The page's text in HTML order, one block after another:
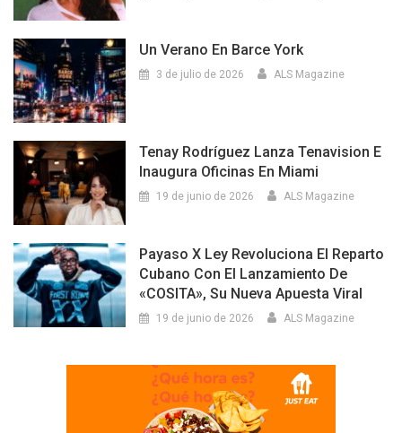
Un Verano En Barce York
3 de julio de 2026 ALS Magazine
Tenay Rodríguez Lanza Tenavision E
Inaugura Oficinas En Miami
19 de junio de 2026 ALS Magazine
Payaso X Ley Revoluciona El Reparto
Cubano Con El Lanzamiento De
«COSITA», Su Nueva Apuesta Viral
19 de junio de 2026 ALS Magazine